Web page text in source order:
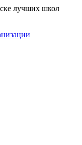
лучших школ